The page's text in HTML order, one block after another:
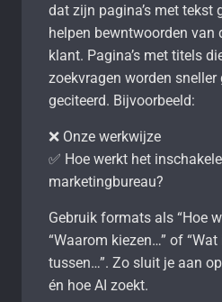
dat zijn pagina’s met tekst
helpen bewntwoorden van
klant. Pagina’s met titels
zoekvragen worden sneller
geciteerd. Bijvoorbeeld:
❌ Onze werkwijze
✅ Hoe werkt het
marketingbureau?
Gebruik formats als “Hoe
“Waarom kiezen…” of
tussen…”. Zo sluit je aan
én hoe AI zoekt.